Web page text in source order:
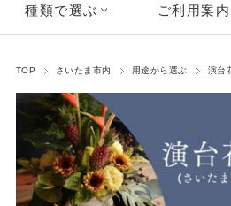
種類で選ぶ ご利用案内
TOP さいたま市内 用途から選ぶ 演台